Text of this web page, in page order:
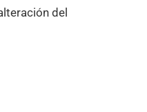
del